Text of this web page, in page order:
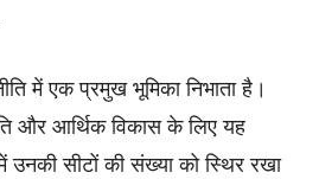
में एक प्रमुख भूमिका निभाता है।
और आर्थिक विकास के लिए यह
सीटों की संख्या को स्थिर रखा